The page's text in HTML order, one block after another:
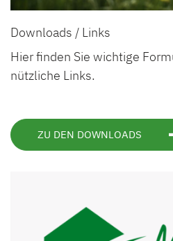
Downloads / Links
Hier finden Sie wichtige
nützliche Links.
ZU DEN DOWNLOADS